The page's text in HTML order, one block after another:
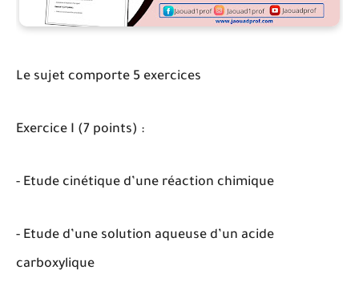
Le sujet comporte 5 exercices
Exercice I (7 points) :
- Etude cinétique d’une réaction chimique
- Etude d’une solution aqueuse d’un acide
carboxylique